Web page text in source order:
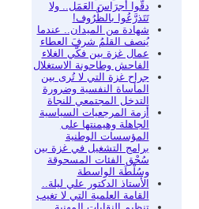
دقّوا أجرَاسَ العَمَل.. ولا
تَتَذرَّعُوا بالظُّرُوف!
شهادة من الميدان.. عندما
يُنصف القلمُ شرفَ العطاء
عمال غزة بين فكّي الغلاء
الفاحش وطاحونة الاستغلال
جراح غزة التي لا تُرى بين
المأساة النفسية وضرورة
التدخل المجتمعي للنجاة
أزمة المرجعيات السياسية
الجاهلة وهيمنتها على
المؤسسات الوطنية
برامج التشغيل في غزة بين
سُحْق الفئات المسحوقة
وسُلْطَة الواسطة
الأستاذ الدكتور علي ليلة..
القامة العلمية التي لا تغيب